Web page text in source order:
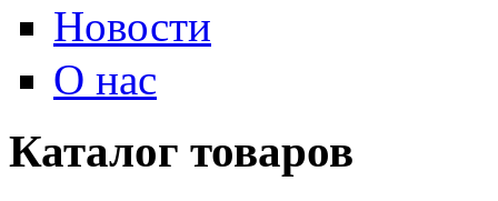
Новости
О нас
Каталог товаров